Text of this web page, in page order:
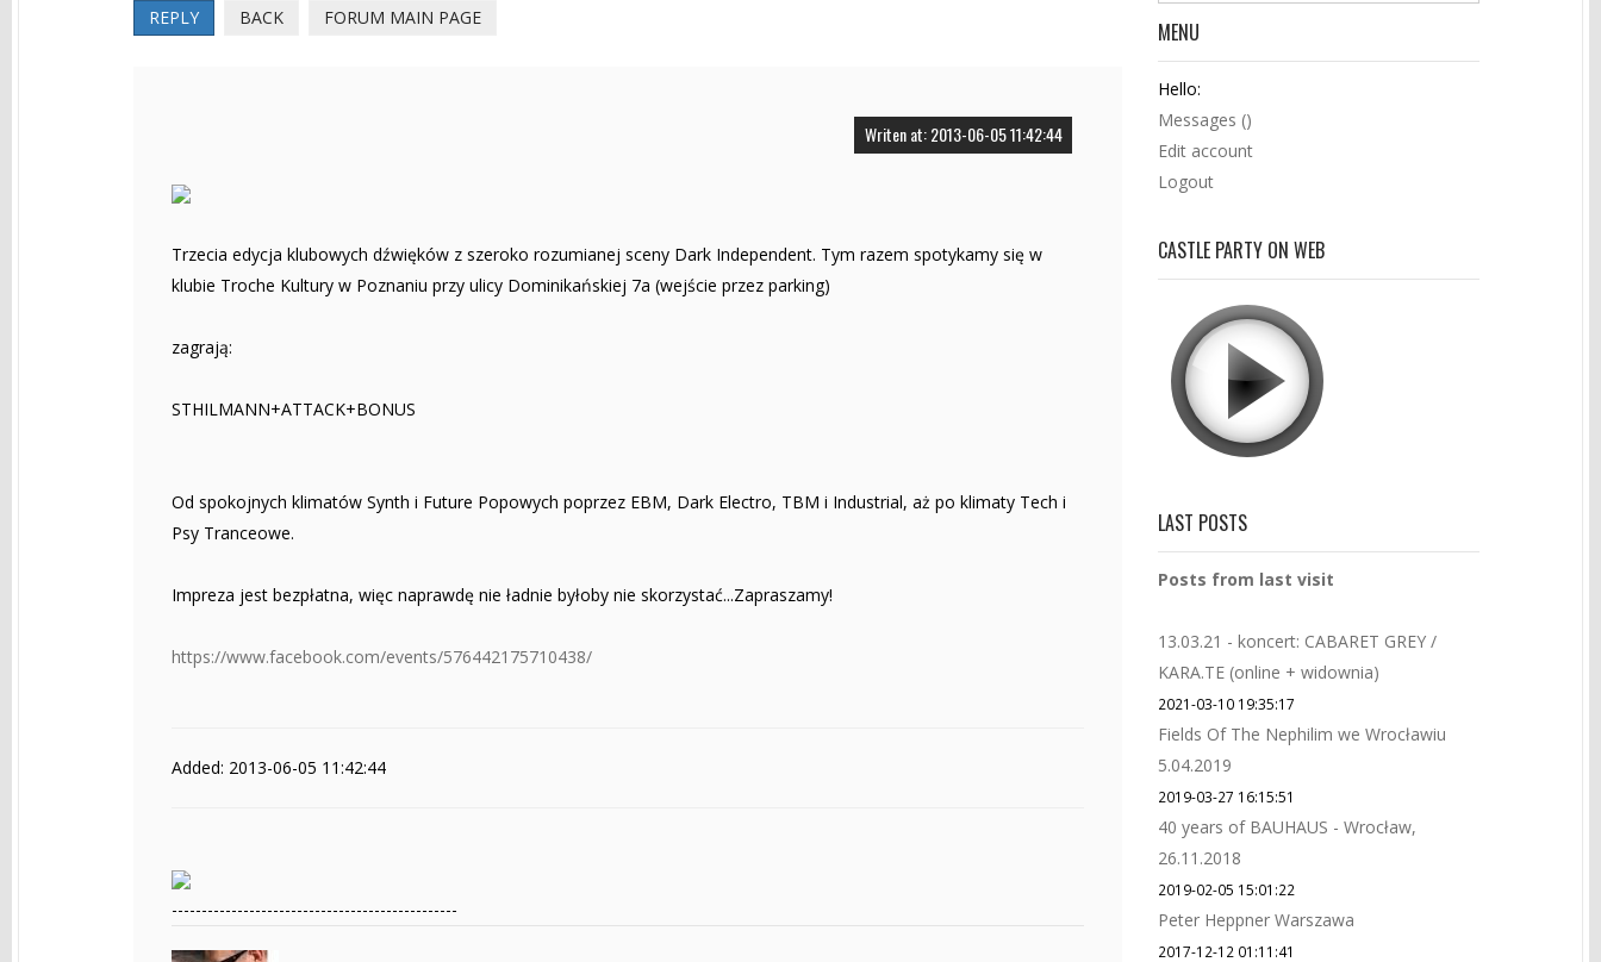
REPLY BACK FORUM MAIN PAGE
Writen at: 2013-06-05 11:42:44
Trzecia edycja klubowych dźwięków z szeroko rozumianej sceny Dark Independent. Tym razem spotykamy się w
klubie Troche Kultury w Poznaniu przy ulicy Dominikańskiej 7a (wejście przez parking)
zagrają:
STHILMANN+ATTACK+BONUS
Od spokojnych klimatów Synth i Future Popowych poprzez EBM, Dark Electro, TBM i Industrial, aż po klimaty Tech i
Psy Tranceowe.
Impreza jest bezpłatna, więc naprawdę nie ładnie byłoby nie skorzystać...Zapraszamy!
https://www.facebook.com/events/576442175710438/
Added: 2013-06-05 11:42:44
------------------------------------------------
MENU
Hello:
Messages ()
Edit account
Logout
CASTLE PARTY ON WEB
LAST POSTS
Posts from last visit
13.03.21 - koncert: CABARET GREY /
KARA.TE (online + widownia)
2021-03-10 19:35:17
Fields Of The Nephilim we Wrocławiu
5.04.2019
2019-03-27 16:15:51
40 years of BAUHAUS - Wrocław,
26.11.2018
2019-02-05 15:01:22
Peter Heppner Warszawa
2017-12-12 01:11:41